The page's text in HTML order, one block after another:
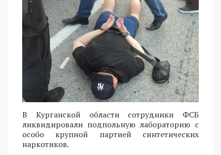
В Курганской области сотрудники ФСБ
ликвидировали подпольную лабораторию с
особо крупной партией синтетических
наркотиков.